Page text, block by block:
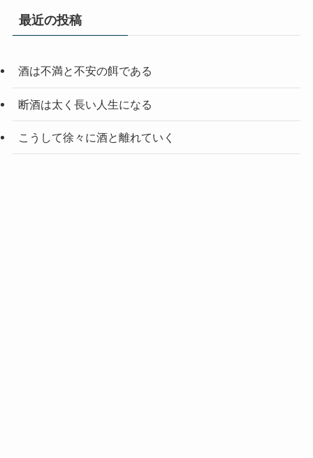
最近の投稿
酒は不満と不安の餌である
断酒は太く長い人生になる
こうして徐々に酒と離れていく